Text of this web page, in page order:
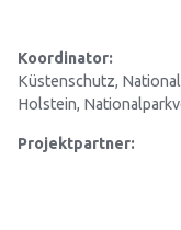
Koordinator:
Küstenschutz,
Holstein,
Projektpartner: